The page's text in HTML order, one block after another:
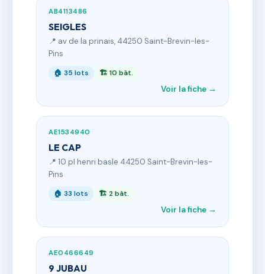
AB4113486
SEIGLES
📍 av de la prinais, 44250 Saint-Brevin-les-
Pins
🏠 35 lots 🏗 10 bât.
Voir la fiche →
AE1534940
LE CAP
📍 10 pl henri basle 44250 Saint-Brevin-les-
Pins
🏠 33 lots 🏗 2 bât.
Voir la fiche →
AE0466649
9 JUBAU